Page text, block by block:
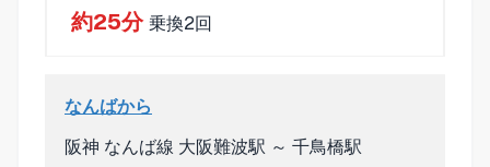
約25分 乗換2回
なんばから
阪神 なんば線 大阪難波駅 ～ 千鳥橋駅